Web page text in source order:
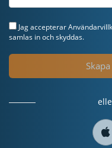
Jag accepterar
samlas in och skyddas.